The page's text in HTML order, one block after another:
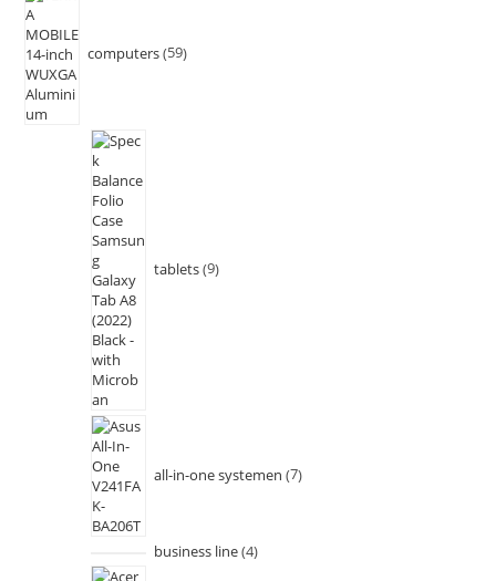
computers 59
tablets 9
all-in-one systemen 7
business line 4